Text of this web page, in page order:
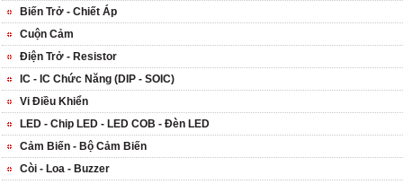
Biến Trở - Chiết Áp
Cuộn Cảm
Điện Trở - Resistor
IC - IC Chức Năng (DIP - SOIC)
Vi Điều Khiển
LED - Chip LED - LED COB - Đèn LED
Cảm Biến - Bộ Cảm Biến
Còi - Loa - Buzzer